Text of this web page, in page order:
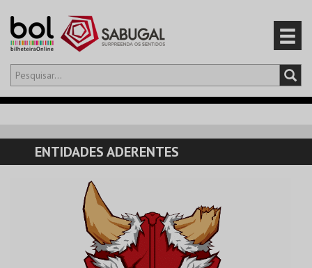
Olá,iniciar sessão
CARRINHO
EVENTOS
ENTIDADES ADERENTES